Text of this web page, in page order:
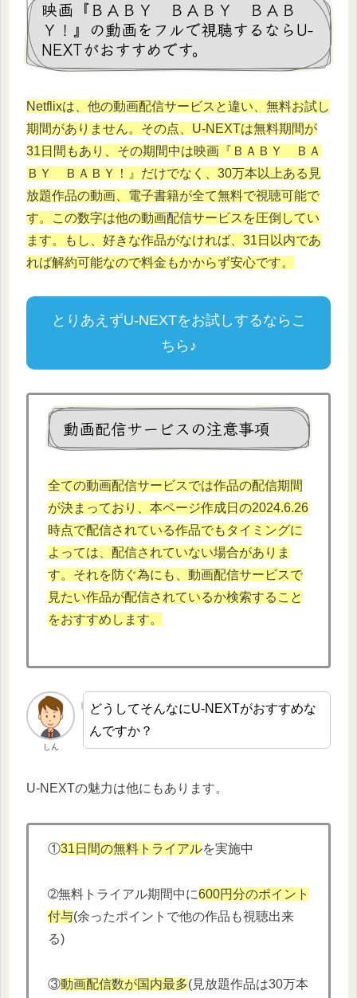
映画『ＢＡＢＹ ＢＡＢＹ ＢＡＢ
Ｙ！』の動画をフルで視聴するならU-
NEXTがおすすめです。
Netflixは、他の動画配信サービスと違い、無料お試し
期間がありません。その点、U-NEXTは無料期間が
31日間もあり、その期間中は映画『ＢＡＢＹ ＢＡ
ＢＹ ＢＡＢＹ！』だけでなく、30万本以上ある見
放題作品の動画、電子書籍が全て無料で視聴可能で
す。この数字は他の動画配信サービスを圧倒してい
ます。もし、好きな作品がなければ、31日以内であ
れば解約可能なので料金もかからず安心です。
とりあえずU-NEXTをお試しするならこ
ちら♪
動画配信サービスの注意事項
全ての動画配信サービスでは作品の配信期間
が決まっており、本ページ作成日の2024.6.26
時点で配信されている作品でもタイミングに
よっては、配信されていない場合がありま
す。それを防ぐ為にも、動画配信サービスで
見たい作品が配信されているか検索すること
をおすすめします。
しん
どうしてそんなにU-NEXTがおすすめな
んですか？
U-NEXTの魅力は他にもあります。
①31日間の無料トライアルを実施中
➁無料トライアル期間中に600円分のポイント
付与(余ったポイントで他の作品も視聴出来
る)
③動画配信数が国内最多(見放題作品は30万本